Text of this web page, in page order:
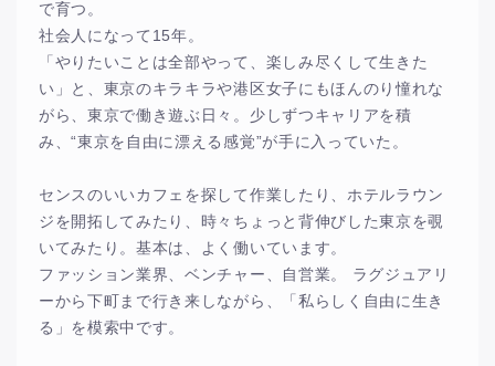
で育つ。
社会人になって15年。
「やりたいことは全部やって、楽しみ尽くして生きた
い」と、東京のキラキラや港区女子にもほんのり憧れな
がら、東京で働き遊ぶ日々。少しずつキャリアを積
み、“東京を自由に漂える感覚”が手に入っていた。
センスのいいカフェを探して作業したり、ホテルラウン
ジを開拓してみたり、時々ちょっと背伸びした東京を覗
いてみたり。基本は、よく働いています。
ファッション業界、ベンチャー、自営業。 ラグジュアリ
ーから下町まで行き来しながら、「私らしく自由に生き
る」を模索中です。